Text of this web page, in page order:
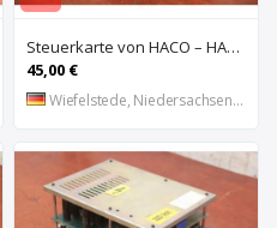
Steuerkarte von HACO – HACE 032 PPES 30135
45,00 €
Wiefelstede, Niedersachsen, DE